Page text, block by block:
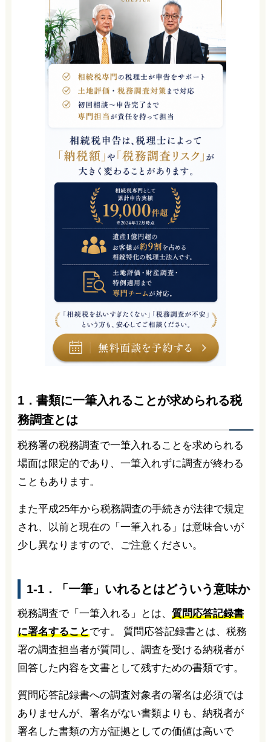
1．書類に一筆入れることが求められる税
務調査とは
税務署の税務調査で一筆入れることを求められる
場面は限定的であり、一筆入れずに調査が終わる
こともあります。
また平成25年から税務調査の手続きが法律で規定
され、以前と現在の「一筆入れる」は意味合いが
少し異なりますので、ご注意ください。
1-1．「一筆」いれるとはどういう意味か
税務調査で「一筆入れる」とは、 質問応答記録書
に署名することです。 質問応答記録書とは、税務
署の調査担当者が質問し、調査を受ける納税者が
回答した内容を文書として残すための書類です。
質問応答記録書への調査対象者の署名は必須では
ありませんが、署名がない書類よりも、納税者が
署名した書類の方が証拠としての価値は高いで